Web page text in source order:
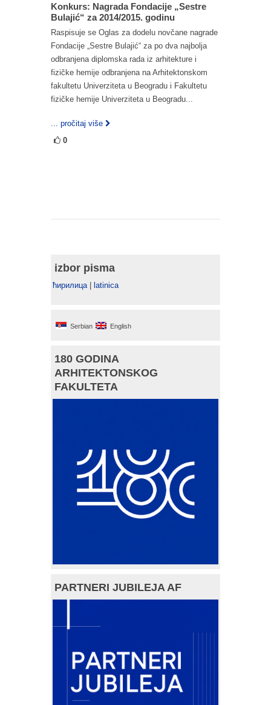
Konkurs: Nagrada Fondacije „Sestre
Bulajić“ za 2014/2015. godinu
Raspisuje se Oglas za dodelu novčane nagrade
Fondacije „Sestre Bulajić“ za po dva najbolja
odbranjena diplomska rada iz arhitekture i
fizičke hemije odbranjena na Arhitektonskom
fakultetu Univerziteta u Beogradu i Fakultetu
fizičke hemije Univerziteta u Beogradu...
... pročitaj više
0
izbor pisma
ћирилица latinica
Serbian English
180 GODINA
ARHITEKTONSKOG
FAKULTETA
PARTNERI JUBILEJA AF